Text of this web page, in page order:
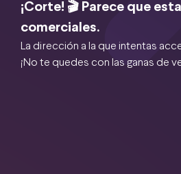
¡Corte! 🎬 Parece que
comerciales.
La dirección a la que intentas
¡No te quedes con las ganas de